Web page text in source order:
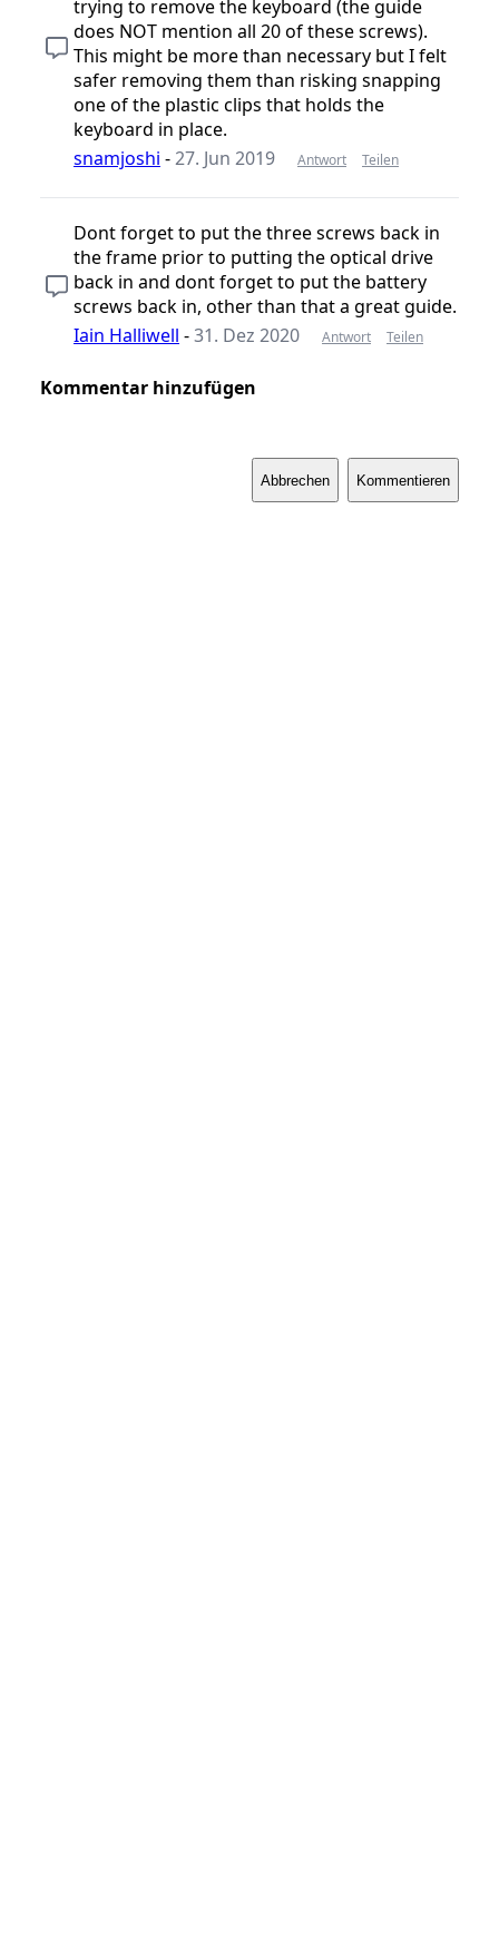
trying to remove the keyboard (the guide
does NOT mention all 20 of these screws).
This might be more than necessary but I felt
safer removing them than risking snapping
one of the plastic clips that holds the
keyboard in place.
snamjoshi -27. Jun 2019 Antwort Teilen
Dont forget to put the three screws back in
the frame prior to putting the optical drive
back in and dont forget to put the battery
screws back in, other than that a great guide.
Iain Halliwell -31. Dez 2020 Antwort Teilen
Kommentar hinzufügen
Abbrechen Kommentieren